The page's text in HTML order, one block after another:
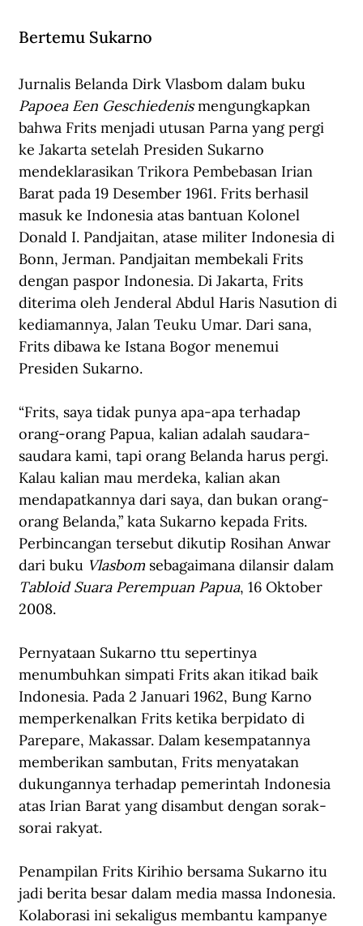
Bertemu Sukarno
Jurnalis Belanda Dirk Vlasbom dalam buku
Papoea Een Geschiedenis mengungkapkan
bahwa Frits menjadi utusan Parna yang pergi
ke Jakarta setelah Presiden Sukarno
mendeklarasikan Trikora Pembebasan Irian
Barat pada 19 Desember 1961. Frits berhasil
masuk ke Indonesia atas bantuan Kolonel
Donald I. Pandjaitan, atase militer Indonesia di
Bonn, Jerman. Pandjaitan membekali Frits
dengan paspor Indonesia. Di Jakarta, Frits
diterima oleh Jenderal Abdul Haris Nasution di
kediamannya, Jalan Teuku Umar. Dari sana,
Frits dibawa ke Istana Bogor menemui
Presiden Sukarno.
“Frits, saya tidak punya apa-apa terhadap
orang-orang Papua, kalian adalah saudara-
saudara kami, tapi orang Belanda harus pergi.
Kalau kalian mau merdeka, kalian akan
mendapatkannya dari saya, dan bukan orang-
orang Belanda,” kata Sukarno kepada Frits.
Perbincangan tersebut dikutip Rosihan Anwar
dari buku Vlasbom sebagaimana dilansir dalam
Tabloid Suara Perempuan Papua, 16 Oktober
2008.
Pernyataan Sukarno ttu sepertinya
menumbuhkan simpati Frits akan itikad baik
Indonesia. Pada 2 Januari 1962, Bung Karno
memperkenalkan Frits ketika berpidato di
Parepare, Makassar. Dalam kesempatannya
memberikan sambutan, Frits menyatakan
dukungannya terhadap pemerintah Indonesia
atas Irian Barat yang disambut dengan sorak-
sorai rakyat.
Penampilan Frits Kirihio bersama Sukarno itu
jadi berita besar dalam media massa Indonesia.
Kolaborasi ini sekaligus membantu kampanye